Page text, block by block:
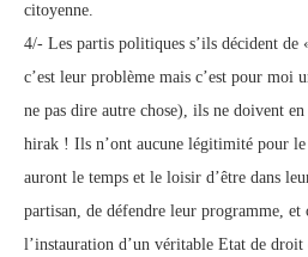
citoyenne.
4/- Les partis politiques s’ils décident
c’est leur problème mais c’est pour moi
ne pas dire autre chose), ils ne doivent
hirak ! Ils n’ont aucune légitimité pour
auront le temps et le loisir d’être dans
partisan, de défendre leur programme, et
l’instauration d’un véritable Etat de